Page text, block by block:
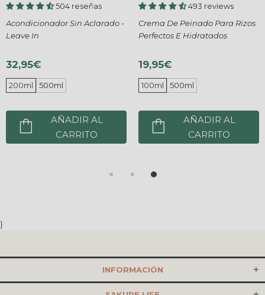
504 reseñas
Acondicionador Sin Aclarado -
Leave In
32,95€
200ml 500ml
AÑADIR AL
CARRITO
493 reviews
Crema De Peinado Para Rizos
Perfectos E Hidratados
19,95€
100ml 500ml
AÑADIR AL
CARRITO
}
INFORMACIÓN